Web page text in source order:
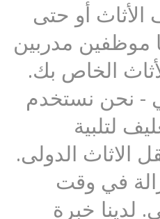
أو حتى
موظفين مدربين
الخاص بك.
- نحن نستخدم
لتلبية
الاثاث الدولى.
في وقت
خبرة